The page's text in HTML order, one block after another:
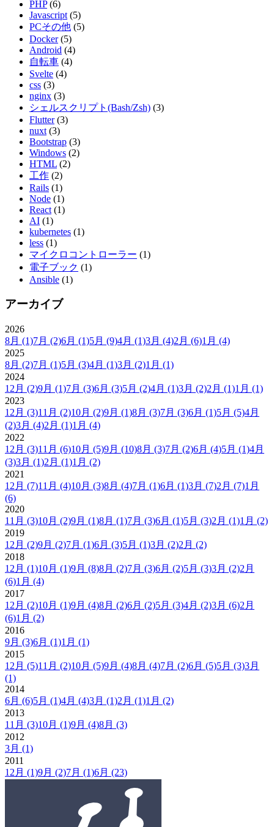
PHP (6)
Javascript (5)
PCその他 (5)
Docker (5)
Android (4)
自転車 (4)
Svelte (4)
css (3)
nginx (3)
シェルスクリプト(Bash/Zsh) (3)
Flutter (3)
nuxt (3)
Bootstrap (3)
Windows (2)
HTML (2)
工作 (2)
Rails (1)
Node (1)
React (1)
AI (1)
kubernetes (1)
less (1)
マイクロコントローラー (1)
電子ブック (1)
Ansible (1)
アーカイブ
2026
8月 (1)7月 (2)6月 (1)5月 (9)4月 (1)3月 (4)2月 (6)1月 (4)
2025
8月 (2)7月 (1)5月 (3)4月 (1)3月 (2)1月 (1)
2024
12月 (2)9月 (1)7月 (3)6月 (3)5月 (2)4月 (1)3月 (2)2月 (1)1月 (1)
2023
12月 (3)11月 (2)10月 (2)9月 (1)8月 (3)7月 (3)6月 (1)5月 (5)4月
(2)3月 (4)2月 (1)1月 (4)
2022
12月 (3)11月 (6)10月 (5)9月 (10)8月 (3)7月 (2)6月 (4)5月 (1)4月
(3)3月 (1)2月 (1)1月 (2)
2021
12月 (7)11月 (4)10月 (3)8月 (4)7月 (1)6月 (1)3月 (7)2月 (7)1月
(6)
2020
11月 (3)10月 (2)9月 (1)8月 (1)7月 (3)6月 (1)5月 (3)2月 (1)1月 (2)
2019
12月 (2)9月 (2)7月 (1)6月 (3)5月 (1)3月 (2)2月 (2)
2018
12月 (1)10月 (1)9月 (8)8月 (2)7月 (3)6月 (2)5月 (3)3月 (2)2月
(6)1月 (4)
2017
12月 (2)10月 (1)9月 (4)8月 (2)6月 (2)5月 (3)4月 (2)3月 (6)2月
(6)1月 (2)
2016
9月 (3)6月 (1)1月 (1)
2015
12月 (5)11月 (2)10月 (5)9月 (4)8月 (4)7月 (2)6月 (5)5月 (3)3月
(1)
2014
6月 (6)5月 (1)4月 (4)3月 (1)2月 (1)1月 (2)
2013
11月 (3)10月 (1)9月 (4)8月 (3)
2012
3月 (1)
2011
12月 (1)9月 (2)7月 (1)6月 (23)